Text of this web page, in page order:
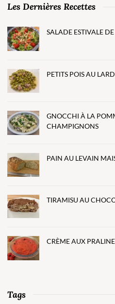
Les Dernières Recettes
SALADE ESTIVALE
PETITS POIS AU
GNOCCHI À LA
CHAMPIGNONS
PAIN AU LEVAIN
TIRAMISU AU
CRÈME AUX
Tags